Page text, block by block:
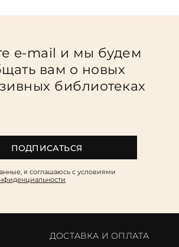
e-mail и мы будем
вам о новых
библиотеках
ПОДПИСАТЬСЯ
я соглашаюсь c условиями
ДОСТАВКА И ОПЛАТА